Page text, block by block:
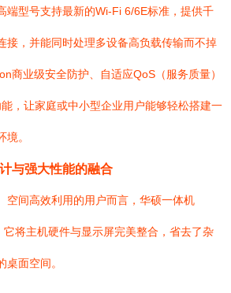
端型号支持最新的Wi-Fi 6/6E标准，提供千
接，并能同时处理多设备高负载传输而不掉
商业级安全防护、自适应QoS（服务质量）
，让家庭或中小型企业用户能够轻松搭建一
。
与强大性能的融合
空间高效利用的用户而言，华硕一体机
它将主机硬件与显示屏完美整合，省去了杂
面空间。